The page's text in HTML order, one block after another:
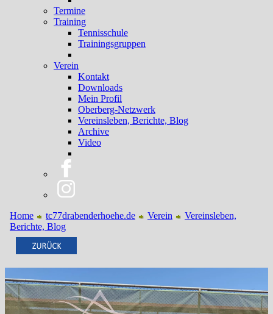
Termine
Training
Tennisschule
Trainingsgruppen
Verein
Kontakt
Downloads
Mein Profil
Oberberg-Netzwerk
Vereinsleben, Berichte, Blog
Archive
Video
Home tc77drabenderhoehe.de Verein
Vereinsleben,
Berichte, Blog